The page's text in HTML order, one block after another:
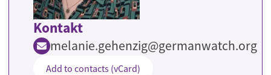
Kontakt
melanie.gehenzig@germanwatch.org
Add to contacts (vCard)